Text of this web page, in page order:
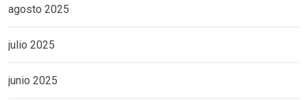
agosto 2025
julio 2025
junio 2025